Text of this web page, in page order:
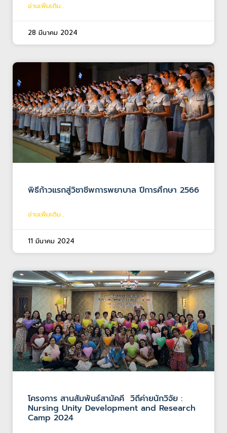
อ่านเพิ่มเติม...
28 มีนาคม 2024
พิธีก้าวแรกสู่วิชาชีพการพยาบาล ปีการศึกษา 2566
อ่านเพิ่มเติม...
11 มีนาคม 2024
โครงการ สานสัมพันธ์สามัคคี วิถีค่ายนักวิจัย :
Nursing Unity Development and Research
Camp 2024